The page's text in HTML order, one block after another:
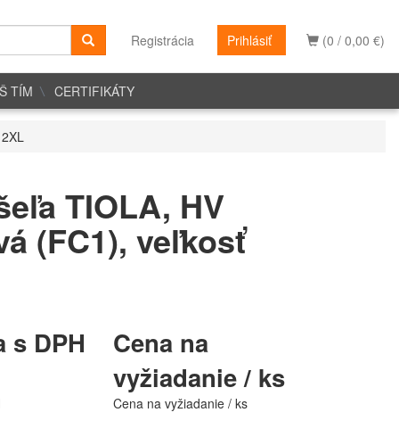
(0 / 0,00 €)
Registrácia Prihlásiť
TÍM CERTIFIKÁTY
TIOLA, HV
(FC1), veľkosť
s DPH
Cena na
vyžiadanie / ks
Cena na vyžiadanie / ks